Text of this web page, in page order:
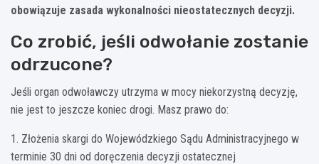
obowiązuje zasada wykonalności nieostatecznych decyzji.
Co zrobić, jeśli odwołanie zostanie
odrzucone?
Jeśli organ odwoławczy utrzyma w mocy niekorzystną decyzję,
nie jest to jeszcze koniec drogi. Masz prawo do:
1. Złożenia skargi do Wojewódzkiego Sądu Administracyjnego w
terminie 30 dni od doręczenia decyzji ostatecznej